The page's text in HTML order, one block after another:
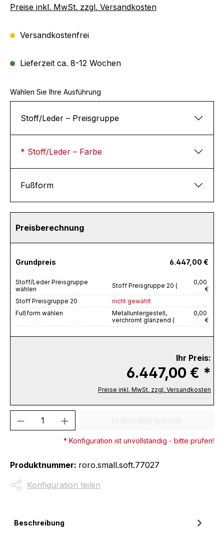
Preise inkl. MwSt. zzgl. Versandkosten
Versandkostenfrei
Lieferzeit ca. 8-12 Wochen
Wählen Sie Ihre Ausführung
Stoff/Leder – Preisgruppe
* Stoff/Leder – Farbe
Fußform
Preisberechnung
Grundpreis 6.447,00 €
Stoff/Leder Preisgruppe
wählen
Stoff Preisgruppe 20 (
0,00
€
Stoff Preisgruppe 20
nicht gewählt
Fußform wählen
Metalluntergestell,
verchromt glänzend (
0,00
€
Ihr Preis:
6.447,00 € *
Preise inkl. MwSt. zzgl. Versandkosten
Produkt Anzahl: Gib den
* Konfiguration ist unvollständig - bitte prüfen!
Produktnummer: roro.small.soft.77027
Konfiguration teilen
Beschreibung